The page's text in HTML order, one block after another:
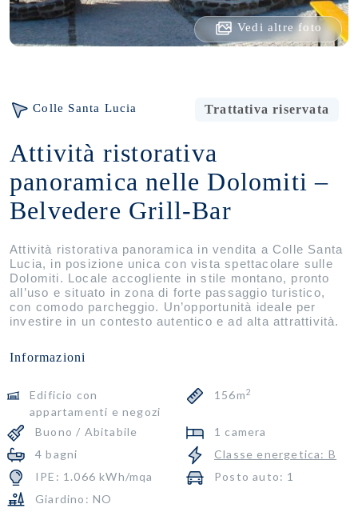
Vedi altre foto
Colle Santa Lucia Trattativa riservata
Attività ristorativa
panoramica nelle Dolomiti –
Belvedere Grill-Bar
Attività ristorativa panoramica in vendita a Colle Santa
Lucia, in posizione unica con vista spettacolare sulle
Dolomiti. Locale accogliente in stile montano, pronto
all’uso e situato in zona di forte passaggio turistico,
con comodo parcheggio. Un’opportunità ideale per
investire in un contesto autentico e ad alta attrattività.
Informazioni
Edificio con
appartamenti e negozi
156m2
Buono / Abitabile
1 camera
4 bagni
Classe energetica: B
IPE: 1.066 kWh/mqa
Posto auto: 1
Giardino: NO